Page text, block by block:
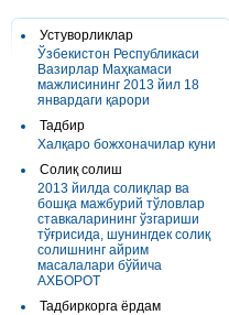
Устуворликлар
Ўзбекистон Республикаси
Вазирлар Маҳкамаси
мажлисининг 2013 йил 18
январдаги қарори
Тадбир
Халқаро божхоначилар куни
Солиқ солиш
2013 йилда солиқлар ва
бошқа мажбурий тўловлар
ставкаларининг ўзгариши
тўғрисида, шунингдек солиқ
солишнинг айрим
масалалари бўйича
АХБОРОТ
Тадбиркорга ёрдам